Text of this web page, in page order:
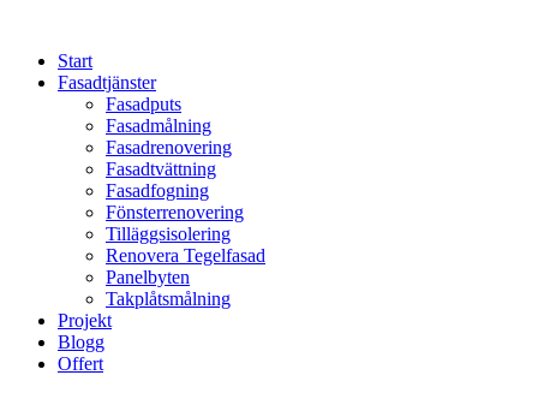
contentStart
Fasadtjänster
Fasadputs
Fasadmålning
Fasadrenovering
Fasadtvättning
Fasadfogning
Fönsterrenovering
Tilläggsisolering
Renovera Tegelfasad
Panelbyten
Takplåtsmålning
Projekt
Blogg
Offert